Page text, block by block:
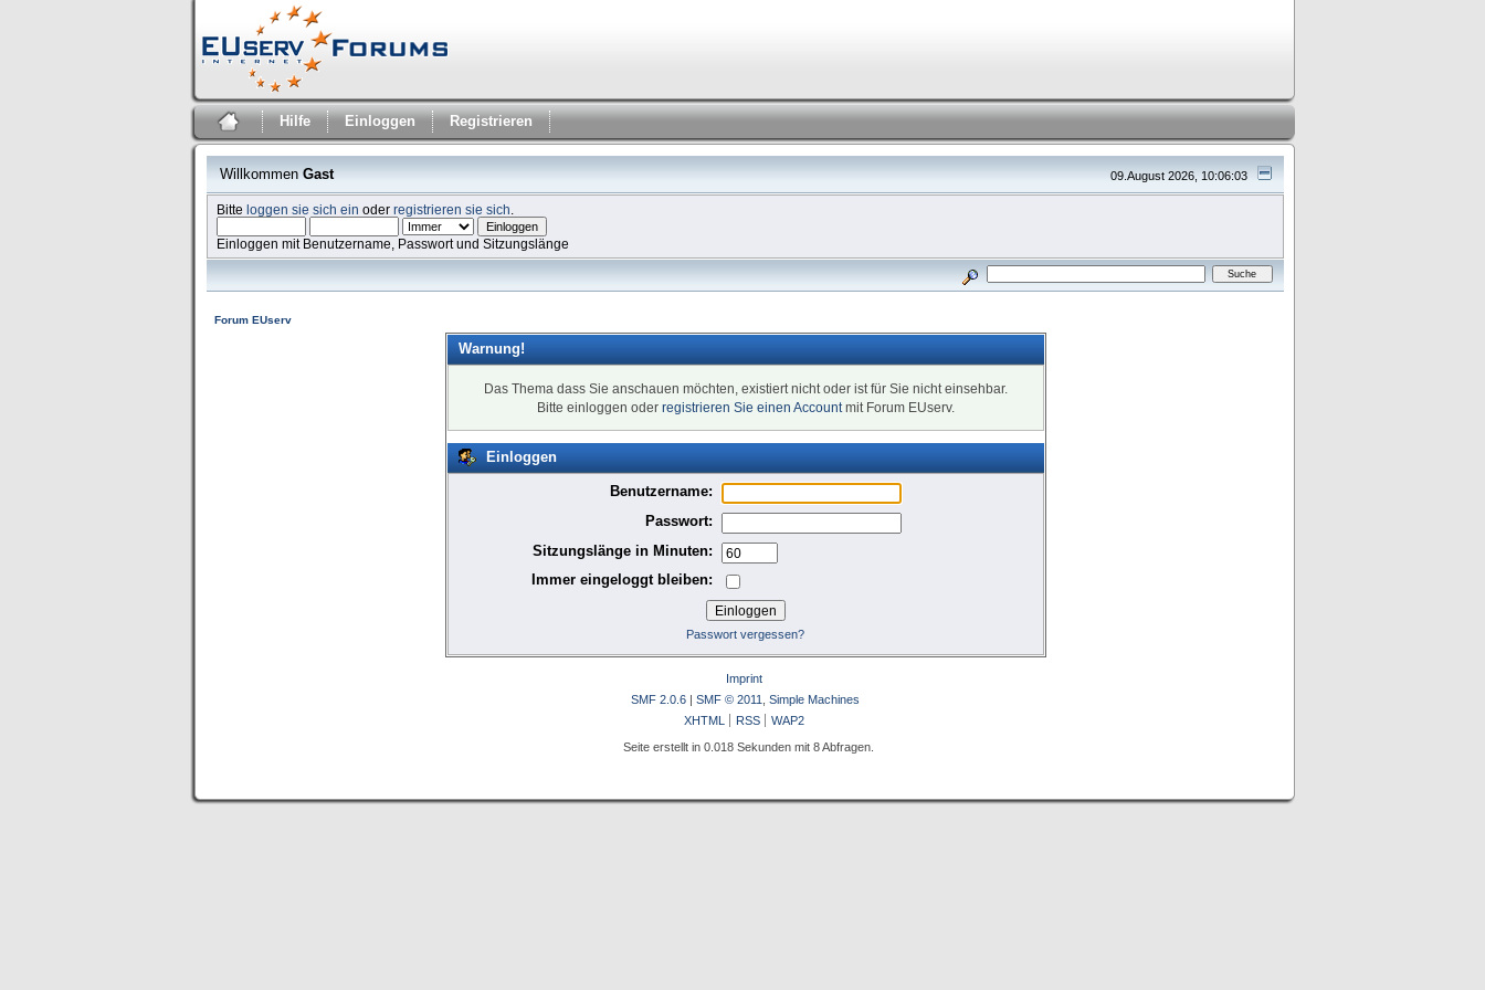
Hilfe Einloggen Registrieren
09.August 2026, 10:06:03
Willkommen Gast
Bitteloggen sie sich ein oderregistrieren sie sich
Einloggen mit Benutzername, Passwort und Sitzungslänge
Forum EUserv
Warnung!
Das Thema dass Sie anschauen möchten, existiert nicht oder ist für Sie nicht einsehbar.
Bitte einloggen oder registrieren Sie einen Accountmit Forum EUserv.
Einloggen
Benutzername:
Passwort:
Sitzungslänge in Minuten:
Immer eingeloggt bleiben:
Passwort vergessen?
Imprint
SMF 2.0.6
SMF © 2011, Simple Machines
XHTML
RSS
WAP2
Seite erstellt in 0.018 Sekunden mit 8 Abfragen.